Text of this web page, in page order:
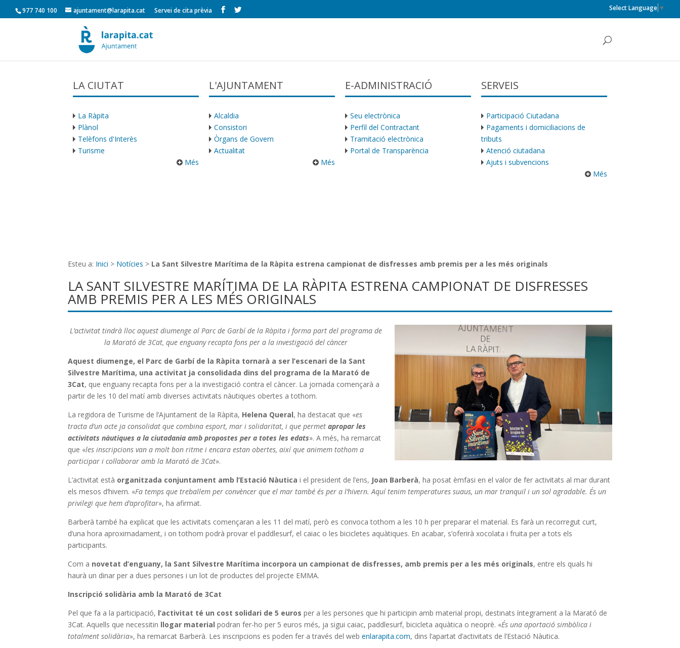
977 740 100 ajuntament@larapita.cat Servei de cita prèvia Select Language ▼
LA CIUTAT
La Ràpita
Plànol
Telèfons d'Interès
Turisme
Més
L'AJUNTAMENT
Alcaldia
Consistori
Òrgans de Govern
Actualitat
Més
E-ADMINISTRACIÓ
Seu electrònica
Perfil del Contractant
Tramitació electrònica
Portal de Transparència
SERVEIS
Participació Ciutadana
Pagaments i domiciliacions de
tributs
Atenció ciutadana
Ajuts i subvencions
Més
Esteu a: Inici > Notícies > La Sant Silvestre Marítima de la Ràpita estrena campionat de disfresses amb premis per a les més originals
LA SANT SILVESTRE MARÍTIMA DE LA RÀPITA ESTRENA CAMPIONAT DE DISFRESSES
AMB PREMIS PER A LES MÉS ORIGINALS
L’activitat tindrà lloc aquest diumenge al Parc de Garbí de la Ràpita i forma part del programa de
la Marató de 3Cat, que enguany recapta fons per a la investigació del càncer
Aquest diumenge, el Parc de Garbí de la Ràpita tornarà a ser l’escenari de la Sant
Silvestre Marítima, una activitat ja consolidada dins del programa de la Marató de
3Cat, que enguany recapta fons per a la investigació contra el càncer. La jornada començarà a
partir de les 10 del matí amb diverses activitats nàutiques obertes a tothom.
La regidora de Turisme de l’Ajuntament de la Ràpita, Helena Queral, ha destacat que «es
tracta d’un acte ja consolidat que combina esport, mar i solidaritat, i que permetapropar les
activitats nàutiques a la ciutadania amb propostes per a totes les edats». A més, ha remarcat
que «les inscripcions van a molt bon ritme i encara estan obertes, així que animem tothom a
participar i col·laborar amb la Marató de 3Cat».
L’activitat està organitzada conjuntament amb l’Estació Nàutica i el president de l’ens, Joan Barberà, ha posat èmfasi en el valor de fer activitats al mar durant
els mesos d’hivern. «Fa temps que treballem per convèncer que el mar també és per a l’hivern. Aquí tenim temperatures suaus, un mar tranquil i un sol agradable. És un
privilegi que hem d’aprofitar», ha afirmat.
Barberà també ha explicat que les activitats començaran a les 11 del matí, però es convoca tothom a les 10 h per preparar el material. Es farà un recorregut curt,
d’una hora aproximadament, i on tothom podrà provar el paddlesurf, el caiac o les bicicletes aquàtiques. En acabar, s’oferirà xocolata i fruita per a tots els
participants.
Com a novetat d’enguany, la Sant Silvestre Marítima incorpora un campionat de disfresses, amb premis per a les més originals, entre els quals hi
haurà un dinar per a dues persones i un lot de productes del projecte EMMA.
Inscripció solidària amb la Marató de 3Cat
Pel que fa a la participació, l’activitat té un cost solidari de 5 euros per a les persones que hi participin amb material propi, destinats íntegrament a la Marató de
3Cat. Aquells que necessitin llogar materialpodran fer-ho per 5 euros més, ja sigui caiac, paddlesurf, bicicleta aquàtica o neoprè. «És una aportació simbòlica i
totalment solidària», ha remarcat Barberà. Les inscripcions es poden fer a través del webenlarapita.com, dins l’apartat d’activitats de l’Estació Nàutica.